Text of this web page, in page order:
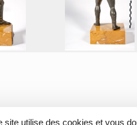
site utilise des cookies et vous